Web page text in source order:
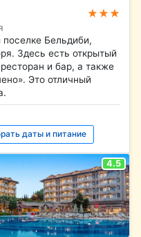
★★★
Бельдиби,
Здесь есть открытый
и бар, а также
Это отличный
даты и питание
4.5